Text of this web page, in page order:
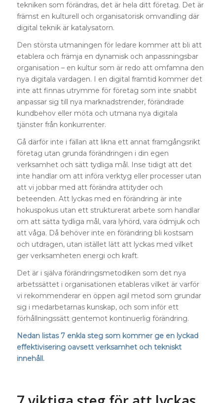
tekniken som förändras, det är hela ditt företag. Det är
främst en kulturell och organisatorisk omvandling där
digital teknik är katalysatorn.
Den största utmaningen för ledare kommer att bli att
etablera och främja en dynamisk och anpassningsbar
organisation – en kultur som är redo att omfamna den
nya digitala vardagen. I en digital framtid kommer det
inte att finnas utrymme för företag som inte snabbt
anpassar sig till nya marknadstrender, förändrade
kundbehov eller möta och utmana nya digitala
tjänster från konkurrenter.
Gå därför inte i fällan att likna ett annat framgångsrikt
företag utan grunda förändringen i din egen
verksamhet och sätt tydliga mål. Inse tidigt att det
inte handlar om att införa verktyg eller processer utan
att vi jobbar med att förändra attityder och
beteenden. Att lyckas med en förändring är inte
hokuspokus utan ett strukturerat arbete som handlar
om att sätta tydliga mål, vara lyhörd, vara ödmjuk och
att våga. Då behöver inte en förändring bli kostsam
och utdragen, utan istället lätt att lyckas med vilket
ger verksamheten energi och kraft.
Det är i själva förändringsmetodiken som det nya
arbetssättet i organisationen etableras vilket är varför
vi rekommenderar en öppen agil metod som grundar
sig i medarbetarnas kunskap, och som inför ett
förhållningssätt gentemot kontinuerlig förändring.
Nedan listas 7 enkla steg som kommer ge en lyckad
effektivisering oavsett verksamhet och tekniskt
innehåll.